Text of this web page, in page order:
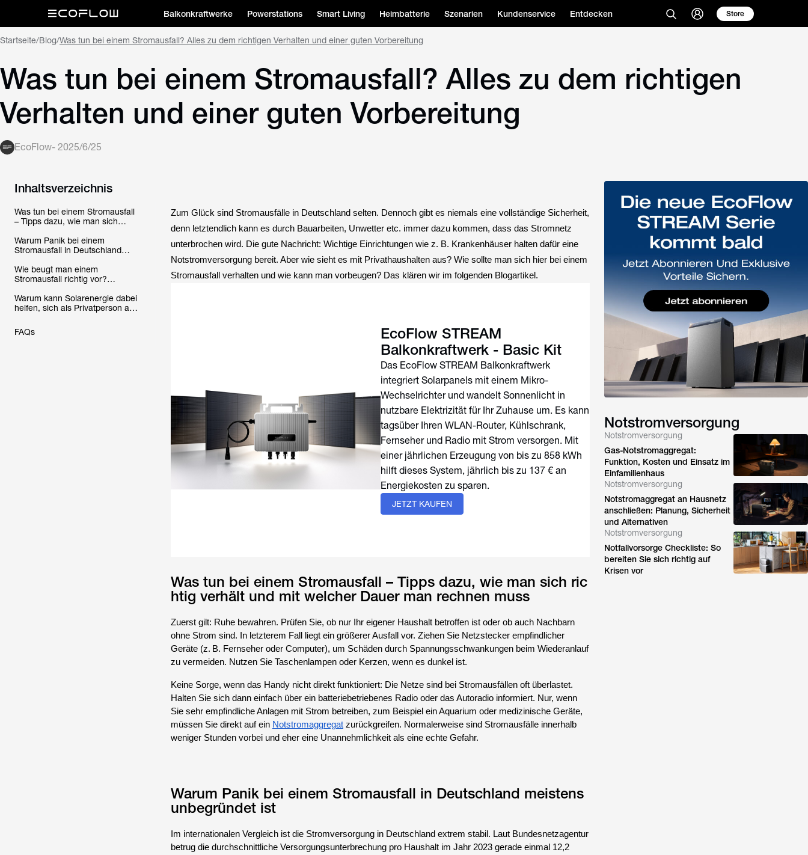
Balkonkraftwerke Powerstations Smart Living Heimbatterie Szenarien Kundenservice Entdecken Store
Startseite/Blog/Was tun bei einem Stromausfall? Alles zu dem richtigen Verhalten und einer guten Vorbereitung
Was tun bei einem Stromausfall? Alles zu dem richtigen
Verhalten und einer guten Vorbereitung
EcoFlow- 2025/6/25
Inhaltsverzeichnis
Was tun bei einem Stromausfall
– Tipps dazu, wie man sich
Dauer man rechnen muss
Warum Panik bei einem
Stromausfall in Deutschland
Wie beugt man einem
Stromausfall richtig vor?
und Versorgung
Warum kann Solarenergie dabei
helfen, sich als Privatperson auf
vorzubereiten? Was für Geräte
sind geeignet?
FAQs
Zum Glück sind Stromausfälle in Deutschland selten. Dennoch gibt es niemals eine vollständige Sicherheit,
denn letztendlich kann es durch Bauarbeiten, Unwetter etc. immer dazu kommen, dass das Stromnetz
unterbrochen wird. Die gute Nachricht: Wichtige Einrichtungen wie z. B. Krankenhäuser halten dafür eine
Notstromversorgung bereit. Aber wie sieht es mit Privathaushalten aus? Wie sollte man sich hier bei einem
Stromausfall verhalten und wie kann man vorbeugen? Das klären wir im folgenden Blogartikel.
EcoFlow STREAM
Balkonkraftwerk - Basic Kit
Das EcoFlow STREAM Balkonkraftwerk
integriert Solarpanels mit einem Mikro-
Wechselrichter und wandelt Sonnenlicht in
nutzbare Elektrizität für Ihr Zuhause um. Es kann
tagsüber Ihren WLAN-Router, Kühlschrank,
Fernseher und Radio mit Strom versorgen. Mit
einer jährlichen Erzeugung von bis zu 858 kWh
hilft dieses System, jährlich bis zu 137 € an
Energiekosten zu sparen.
JETZT KAUFEN
Was tun bei einem Stromausfall – Tipps dazu, wie man sich ric
htig verhält und mit welcher Dauer man rechnen muss
Zuerst gilt: Ruhe bewahren. Prüfen Sie, ob nur Ihr eigener Haushalt betroffen ist oder ob auch Nachbarn
ohne Strom sind. In letzterem Fall liegt ein größerer Ausfall vor. Ziehen Sie Netzstecker empfindlicher
Geräte (z. B. Fernseher oder Computer), um Schäden durch Spannungsschwankungen beim Wiederanlauf
zu vermeiden. Nutzen Sie Taschenlampen oder Kerzen, wenn es dunkel ist.
Keine Sorge, wenn das Handy nicht direkt funktioniert: Die Netze sind bei Stromausfällen oft überlastet.
Halten Sie sich dann einfach über ein batteriebetriebenes Radio oder das Autoradio informiert. Nur, wenn
Sie sehr empfindliche Anlagen mit Strom betreiben, zum Beispiel ein Aquarium oder medizinische Geräte,
müssen Sie direkt auf ein Notstromaggregatzurückgreifen. Normalerweise sind Stromausfälle innerhalb
weniger Stunden vorbei und eher eine Unannehmlichkeit als eine echte Gefahr.
Warum Panik bei einem Stromausfall in Deutschland meistens
unbegründet ist
Im internationalen Vergleich ist die Stromversorgung in Deutschland extrem stabil. Laut Bundesnetzagentur
betrug die durchschnittliche Versorgungsunterbrechung pro Haushalt im Jahr 2023 gerade einmal 12,2
Notstromversorgung
Notstromversorgung
Gas-Notstromaggregat:
Funktion, Kosten und Einsatz im
Einfamilienhaus
Notstromversorgung
Notstromaggregat an Hausnetz
anschließen: Planung, Sicherheit
und Alternativen
Notstromversorgung
Notfallvorsorge Checkliste: So
bereiten Sie sich richtig auf
Krisen vor